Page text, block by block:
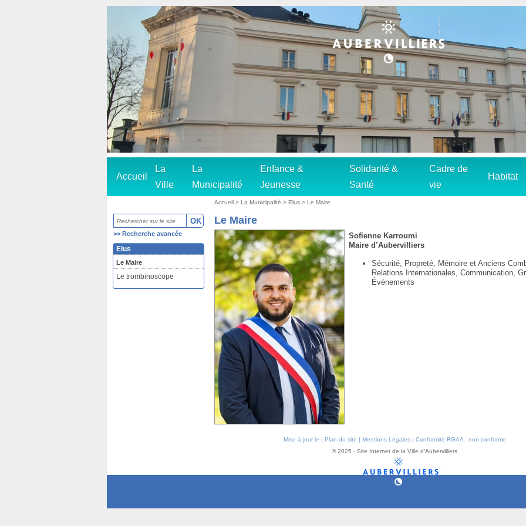
Accueil
La
Ville
La
Municipalité
Enfance &
Jeunesse
Solidarité &
Santé
Cadre de
vie
Habitat
>> Recherche avancée
Elus
Le Maire
Le trombinoscope
Accueil >La Municipalité >Elus > Le Maire
Le Maire
Sofienne Karroumi
Maire d’Aubervilliers
Sécurité, Propreté, Mémoire et Anciens
Relations Internationales, Communication,
Évènements
Mise à jour le | Plan du site | Mentions Légales| Conformité RGAA : non conforme
© 2025 - Site Internet de la Ville d’Aubervilliers